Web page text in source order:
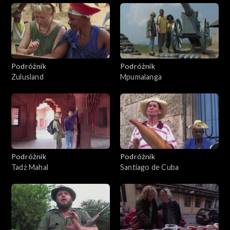
Podróżnik
Zulusland
Podróżnik
Mpumalanga
Podróżnik
Tadż Mahal
Podróżnik
Santiago de Cuba